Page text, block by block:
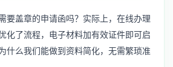
要盖章的申请函吗？实际上，在线办理
化了流程，电子材料加有效证件即可启
什么我们能做到资料简化，无需繁琐准